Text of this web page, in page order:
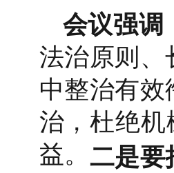
会议强调
法治原则
中整治有
治，杜绝
益。 二是要